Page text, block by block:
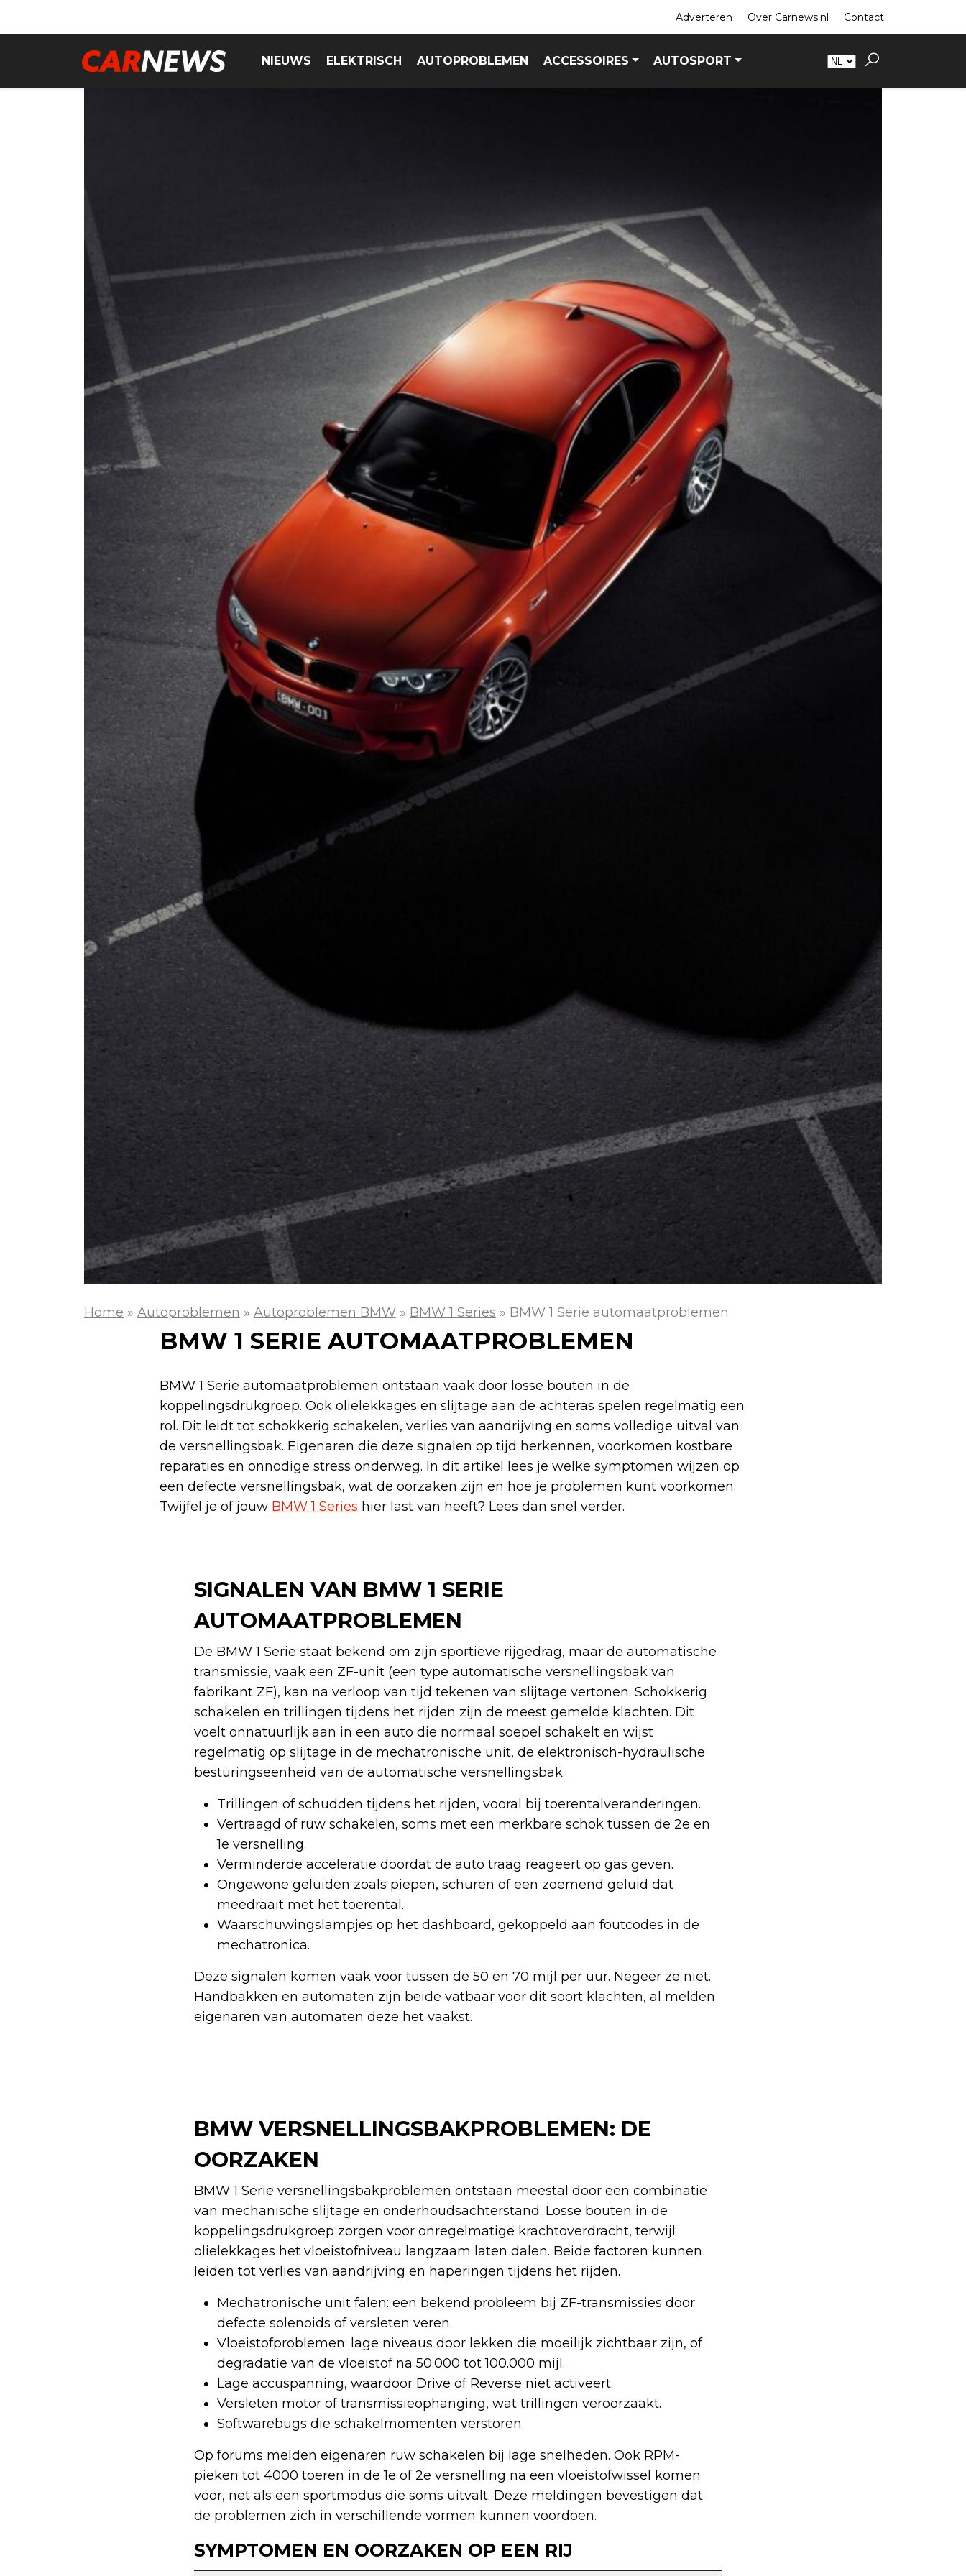
Adverteren Over Carnews.nl Contact
NIEUWS ELEKTRISCH AUTOPROBLEMEN ACCESSOIRES AUTOSPORT
Home » Autoproblemen » Autoproblemen BMW » BMW 1 Series » BMW 1 Serie automaatproblemen
BMW 1 SERIE AUTOMAATPROBLEMEN
BMW 1 Serie automaatproblemen ontstaan vaak door losse bouten in de
koppelingsdrukgroep. Ook olielekkages en slijtage aan de achteras spelen regelmatig een
rol. Dit leidt tot schokkerig schakelen, verlies van aandrijving en soms volledige uitval van
de versnellingsbak. Eigenaren die deze signalen op tijd herkennen, voorkomen kostbare
reparaties en onnodige stress onderweg. In dit artikel lees je welke symptomen wijzen op
een defecte versnellingsbak, wat de oorzaken zijn en hoe je problemen kunt voorkomen.
Twijfel je of jouw BMW 1 Series hier last van heeft? Lees dan snel verder.
SIGNALEN VAN BMW 1 SERIE
AUTOMAATPROBLEMEN
De BMW 1 Serie staat bekend om zijn sportieve rijgedrag, maar de automatische
transmissie, vaak een ZF-unit (een type automatische versnellingsbak van
fabrikant ZF), kan na verloop van tijd tekenen van slijtage vertonen. Schokkerig
schakelen en trillingen tijdens het rijden zijn de meest gemelde klachten. Dit
voelt onnatuurlijk aan in een auto die normaal soepel schakelt en wijst
regelmatig op slijtage in de mechatronische unit, de elektronisch-hydraulische
besturingseenheid van de automatische versnellingsbak.
Trillingen of schudden tijdens het rijden, vooral bij toerentalveranderingen.
Vertraagd of ruw schakelen, soms met een merkbare schok tussen de 2e en
1e versnelling.
Verminderde acceleratie doordat de auto traag reageert op gas geven.
Ongewone geluiden zoals piepen, schuren of een zoemend geluid dat
meedraait met het toerental.
Waarschuwingslampjes op het dashboard, gekoppeld aan foutcodes in de
mechatronica.
Deze signalen komen vaak voor tussen de 50 en 70 mijl per uur. Negeer ze niet.
Handbakken en automaten zijn beide vatbaar voor dit soort klachten, al melden
eigenaren van automaten deze het vaakst.
BMW VERSNELLINGSBAKPROBLEMEN: DE
OORZAKEN
BMW 1 Serie versnellingsbakproblemen ontstaan meestal door een combinatie
van mechanische slijtage en onderhoudsachterstand. Losse bouten in de
koppelingsdrukgroep zorgen voor onregelmatige krachtoverdracht, terwijl
olielekkages het vloeistofniveau langzaam laten dalen. Beide factoren kunnen
leiden tot verlies van aandrijving en haperingen tijdens het rijden.
Mechatronische unit falen: een bekend probleem bij ZF-transmissies door
defecte solenoids of versleten veren.
Vloeistofproblemen: lage niveaus door lekken die moeilijk zichtbaar zijn, of
degradatie van de vloeistof na 50.000 tot 100.000 mijl.
Lage accuspanning, waardoor Drive of Reverse niet activeert.
Versleten motor of transmissieophanging, wat trillingen veroorzaakt.
Softwarebugs die schakelmomenten verstoren.
Op forums melden eigenaren ruw schakelen bij lage snelheden. Ook RPM-
pieken tot 4000 toeren in de 1e of 2e versnelling na een vloeistofwissel komen
voor, net als een sportmodus die soms uitvalt. Deze meldingen bevestigen dat
de problemen zich in verschillende vormen kunnen voordoen.
SYMPTOMEN EN OORZAKEN OP EEN RIJ